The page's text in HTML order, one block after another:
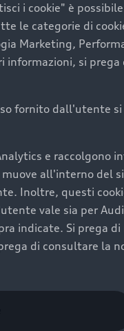
marchio. Audi
la
un’auto usata,
uno stato migliore
della vettura
conservazione
principali in
Audi che offre
da garanzia
i cookie" è
le categorie di
Marketing,
si
fornito dall'utente si
e
all'interno del
Inoltre, questi
vale sia per
indicate. Si prega
di consultare la